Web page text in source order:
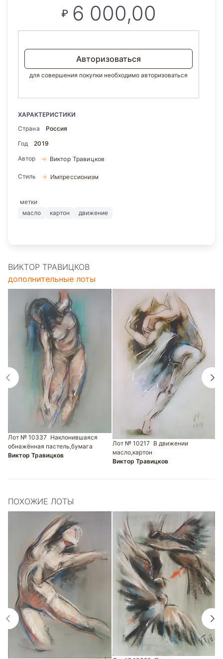
₽ 6 000,00
Авторизоваться
для совершения покупки необходимо авторизоваться
ХАРАКТЕРИСТИКИ
Страна
Россия
Год
2019
Автор
Виктор Травицков
Стиль Импрессионизм
метки
масло
картон движение
ВИКТОР ТРАВИЦКОВ
дополнительные лоты
Лот № 10337 Наклонившаяся
обнажённая пастель,бумага
Виктор Травицков
Лот № 10217 В движении
масло,картон
Виктор Травицков
ПОХОЖИЕ ЛОТЫ